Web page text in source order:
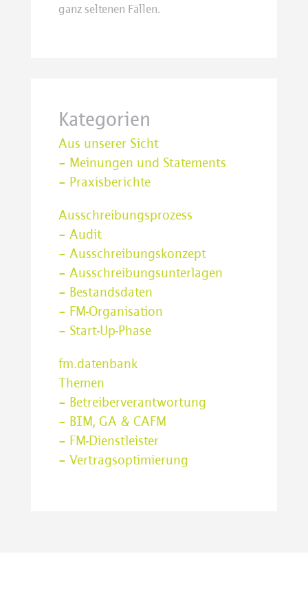
ganz seltenen Fällen.
Kategorien
Aus unserer Sicht
– Meinungen und Statements
– Praxisberichte
Ausschreibungsprozess
– Audit
– Ausschreibungskonzept
– Ausschreibungsunterlagen
– Bestandsdaten
– FM-Organisation
– Start-Up-Phase
fm.datenbank
Themen
– Betreiberverantwortung
– BIM, GA & CAFM
– FM-Dienstleister
– Vertragsoptimierung